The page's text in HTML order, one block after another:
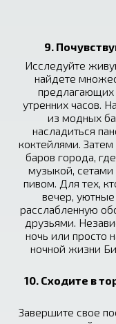
9.
Исследуйте
найдете
предлагающих
утренних часов.
из модных
насладиться
коктейлями.
баров города,
музыкой,
пивом. Для тех,
вечер,
расслабленную
друзьями.
ночь или просто
ночной жизни
10. Сходите в
Завершите свое